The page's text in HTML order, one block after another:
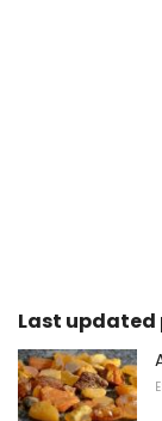
Last updated